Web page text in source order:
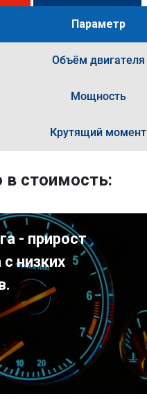
Параметр
Объём двигателя
Мощность
Крутящий момент
в стоимость:
- прирост
низких